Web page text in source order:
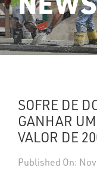
UPDATES
Search
SOFRE DE
GANHAR
VALOR DE
Published On: